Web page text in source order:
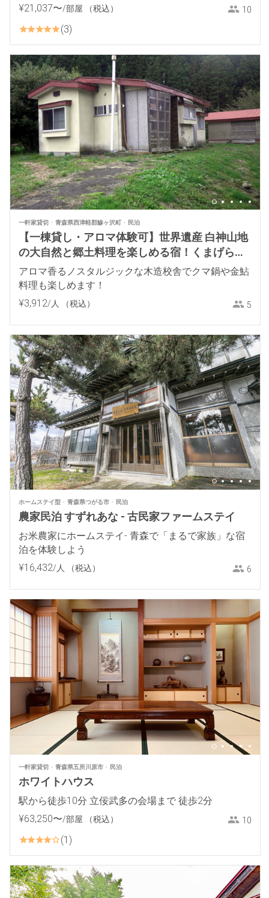
¥21 ,037〜/部屋 （税込） 10
3
一軒家貸切 青森県西津軽郡鰺ヶ沢町 民泊
【一棟貸し・アロマ体験可】世界遺産 白神山地
の大自然と郷土料理を楽しめる宿！くまげらの
家(ゲストハウス)
アロマ香るノスタルジックな木造校舎でクマ鍋や金鮎
料理も楽しめます！
¥3,912/人 （税込） 5
ホームステイ型 青森県つがる市 民泊
農家民泊 すずれあな - 古民家ファームステイ
お米農家にホームステイ- 青森で「まるで家族」な宿
泊を体験しよう
¥16,432/人 （税込） 6
一軒家貸切 青森県五所川原市 民泊
ホワイトハウス
駅から徒歩10分 立佞武多の会場まで 徒歩2分
¥63,250〜/部屋 （税込） 10
1